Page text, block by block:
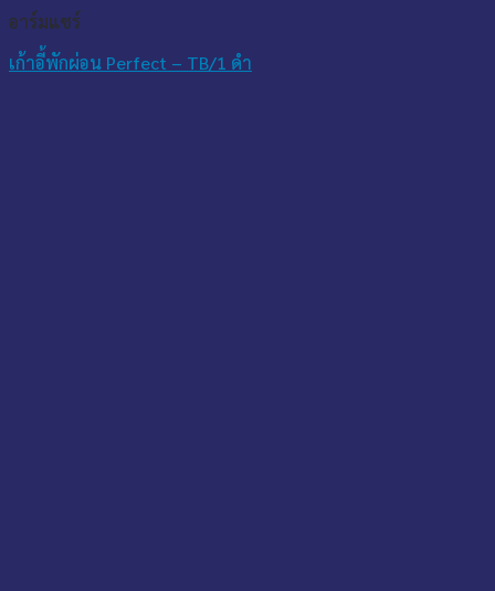
อาร์มแชร์
เก้าอี้พักผ่อน Perfect – TB/1 ดำ